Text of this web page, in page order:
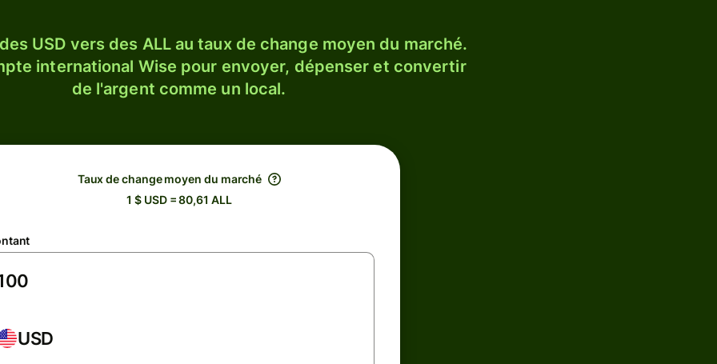
USD vers des ALL au taux de change moyen du marché.
international Wise pour envoyer, dépenser et convertir
de l'argent comme un local.
Taux de change moyen du marché
1 $ USD = 80,61 ALL
USD